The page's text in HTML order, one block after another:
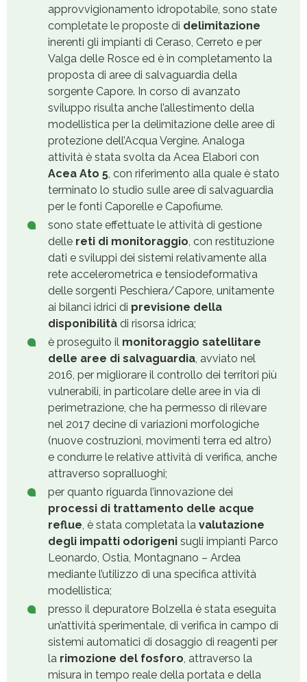
approvvigionamento idropotabile, sono state
completate le proposte di delimitazione
inerenti gli impianti di Ceraso, Cerreto e per
Valga delle Rosce ed è in completamento la
proposta di aree di salvaguardia della
sorgente Capore. In corso di avanzato
sviluppo risulta anche l’allestimento della
modellistica per la delimitazione delle aree di
protezione dell’Acqua Vergine. Analoga
attività è stata svolta da Acea Elabori con
Acea Ato 5, con riferimento alla quale è stato
terminato lo studio sulle aree di salvaguardia
per le fonti Caporelle e Capofiume.
sono state effettuate le attività di gestione
delle reti di monitoraggio, con restituzione
dati e sviluppi dei sistemi relativamente alla
rete accelerometrica e tensiodeformativa
delle sorgenti Peschiera/Capore, unitamente
ai bilanci idrici di previsione della
disponibilità di risorsa idrica;
è proseguito il monitoraggio satellitare
delle aree di salvaguardia, avviato nel
2016, per migliorare il controllo dei territori più
vulnerabili, in particolare delle aree in via di
perimetrazione, che ha permesso di rilevare
nel 2017 decine di variazioni morfologiche
(nuove costruzioni, movimenti terra ed altro)
e condurre le relative attività di verifica, anche
attraverso sopralluoghi;
per quanto riguarda l’innovazione dei
processi di trattamento delle acque
reflue, è stata completata la valutazione
degli impatti odorigeni sugli impianti Parco
Leonardo, Ostia, Montagnano – Ardea
mediante l’utilizzo di una specifica attività
modellistica;
presso il depuratore Bolzella è stata eseguita
un’attività sperimentale, di verifica in campo di
sistemi automatici di dosaggio di reagenti per
la rimozione del fosforo, attraverso la
misura in tempo reale della portata e della